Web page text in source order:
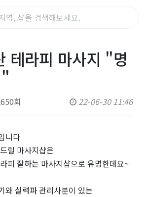
테라피 마사지 "명
회 22-06-30 11:46
니다
릴 마사지샵은
피 잘하는 마사지샵으로 유명한데요~
와 실력파 관리사분이 있는